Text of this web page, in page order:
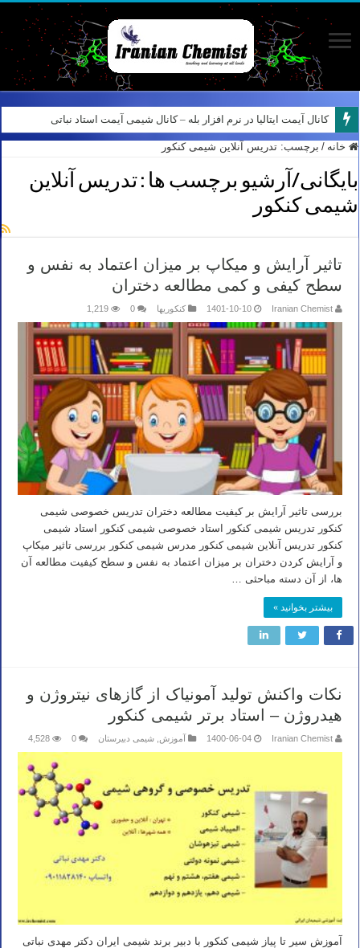
کانال آیمت ایتالیا در نرم افزار بله – کانال شیمی آیمت استاد نباتی
خانه / برچسب: تدریس آنلاین شیمی کنکور
بایگانی/آرشیو برچسب ها :تدریس آنلاین
شیمی کنکور
تاثیر آرایش و میکاپ بر میزان اعتماد به نفس و
سطح کیفی و کمی مطالعه دختران
Iranian Chemist
1401-10-10 کنکوریها 0
1,219
بررسی تاثیر آرایش بر کیفیت مطالعه دختران تدریس خصوصی شیمی
کنکور تدریس شیمی کنکور استاد خصوصی شیمی کنکور استاد شیمی
کنکور تدریس آنلاین شیمی کنکور مدرس شیمی کنکور بررسی تاثیر میکاپ
و آرایش کردن دختران بر میزان اعتماد به نفس و سطح کیفیت مطالعه آن
ها، از آن دسته مباحثی …
بیشتر بخوانید »
نکات واکنش تولید آمونیاک از گازهای نیتروژن و
هیدروژن – استاد برتر شیمی کنکور
Iranian Chemist
1400-06-04 آموزش شیمی دبیرستان 0
4,528
آموزش سیر تا پیاز شیمی کنکور با دبیر برند شیمی ایران دکتر مهدی نباتی